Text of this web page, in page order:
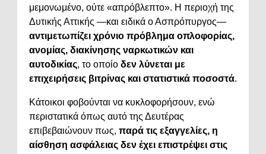
μεμονωμένο, ούτε «απρόβλεπτο». Η περιοχή της
Δυτικής Αττικής —και ειδικά ο Ασπρόπυργος—
αντιμετωπίζει χρόνιο πρόβλημα οπλοφορίας,
ανομίας, διακίνησης ναρκωτικών και
αυτοδικίας, το οποίο δεν λύνεται με
επιχειρήσεις βιτρίνας και στατιστικά ποσοστά.
Κάτοικοι φοβούνται να κυκλοφορήσουν, ενώ
περιστατικά όπως αυτό της Δευτέρας
επιβεβαιώνουν πως, παρά τις εξαγγελίες, η
αίσθηση ασφάλειας δεν έχει επιστρέψει στις